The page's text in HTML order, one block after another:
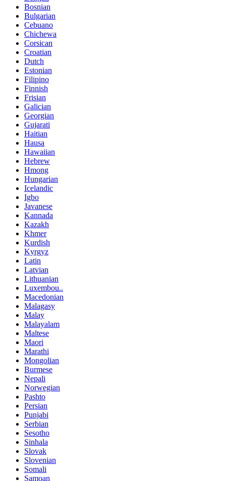
Bosnian
Bulgarian
Cebuano
Chichewa
Corsican
Croatian
Dutch
Estonian
Filipino
Finnish
Frisian
Galician
Georgian
Gujarati
Haitian
Hausa
Hawaiian
Hebrew
Hmong
Hungarian
Icelandic
Igbo
Javanese
Kannada
Kazakh
Khmer
Kurdish
Kyrgyz
Latin
Latvian
Lithuanian
Luxembou..
Macedonian
Malagasy
Malay
Malayalam
Maltese
Maori
Marathi
Mongolian
Burmese
Nepali
Norwegian
Pashto
Persian
Punjabi
Serbian
Sesotho
Sinhala
Slovak
Slovenian
Somali
Samoan